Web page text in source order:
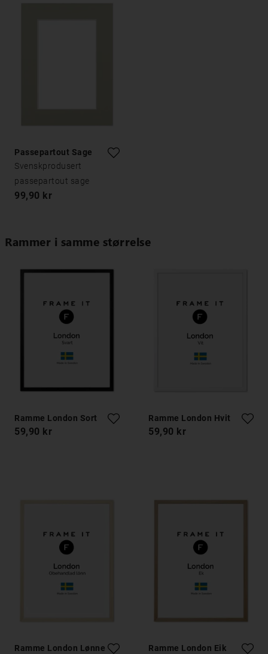
Passepartout Sage
Svenskprodusert
passepartout sage
99,90 kr
Rammer i samme størrelse
Ramme London Sort
59,90 kr
Ramme London Hvit
59,90 kr
Ramme London Lønnetre Ramme London Eik